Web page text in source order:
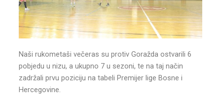
Naši rukometaši večeras su protiv Goražda ostvarili 6
pobjedu u nizu, a ukupno 7 u sezoni, te na taj način
zadržali prvu poziciju na tabeli Premijer lige Bosne i
Hercegovine.